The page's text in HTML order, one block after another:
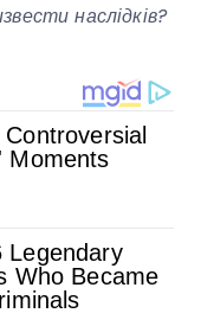
наслідків?